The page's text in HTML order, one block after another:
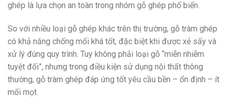
ghép là lựa chọn an toàn trong nhóm gỗ ghép phổ biến.
So với nhiều loại gỗ ghép khác trên thị trường, gỗ tràm ghép
có khả năng chống mối khá tốt, đặc biệt khi được xẻ sấy và
xử lý đúng quy trình. Tuy không phải loại gỗ “miễn nhiễm
tuyệt đối”, nhưng trong điều kiện sử dụng nội thất thông
thường, gỗ tràm ghép đáp ứng tốt yêu cầu bền – ổn định – ít
mối mọt.